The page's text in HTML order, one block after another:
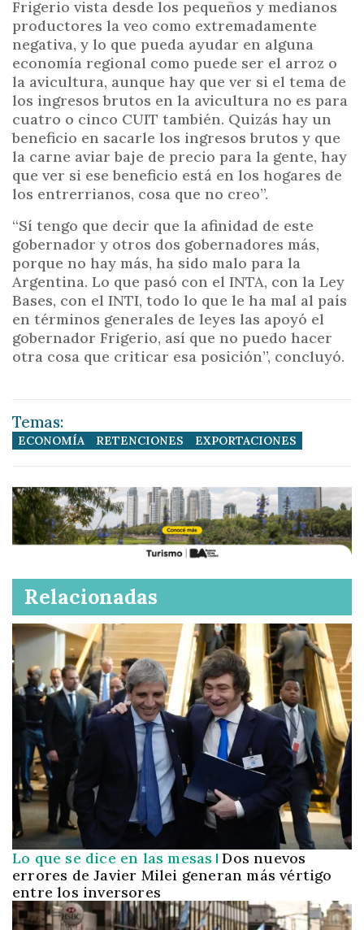
Frigerio vista desde los pequeños y medianos
productores la veo como extremadamente
negativa, y lo que pueda ayudar en alguna
economía regional como puede ser el arroz o
la avicultura, aunque hay que ver si el tema de
los ingresos brutos en la avicultura no es para
cuatro o cinco CUIT también. Quizás hay un
beneficio en sacarle los ingresos brutos y que
la carne aviar baje de precio para la gente, hay
que ver si ese beneficio está en los hogares de
los entrerrianos, cosa que no creo”.
“Sí tengo que decir que la afinidad de este
gobernador y otros dos gobernadores más,
porque no hay más, ha sido malo para la
Argentina. Lo que pasó con el INTA, con la Ley
Bases, con el INTI, todo lo que le ha mal al país
en términos generales de leyes las apoyó el
gobernador Frigerio, así que no puedo hacer
otra cosa que criticar esa posición”, concluyó.
Temas:
ECONOMÍA RETENCIONES EXPORTACIONES
Relacionadas
Lo que se dice en las mesas Dos nuevos
errores de Javier Milei generan más vértigo
entre los inversores